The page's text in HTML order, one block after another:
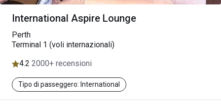
International Aspire Lounge
Perth
Terminal 1 (voli internazionali)
4.2 2000+ recensioni
Tipo di passeggero: International